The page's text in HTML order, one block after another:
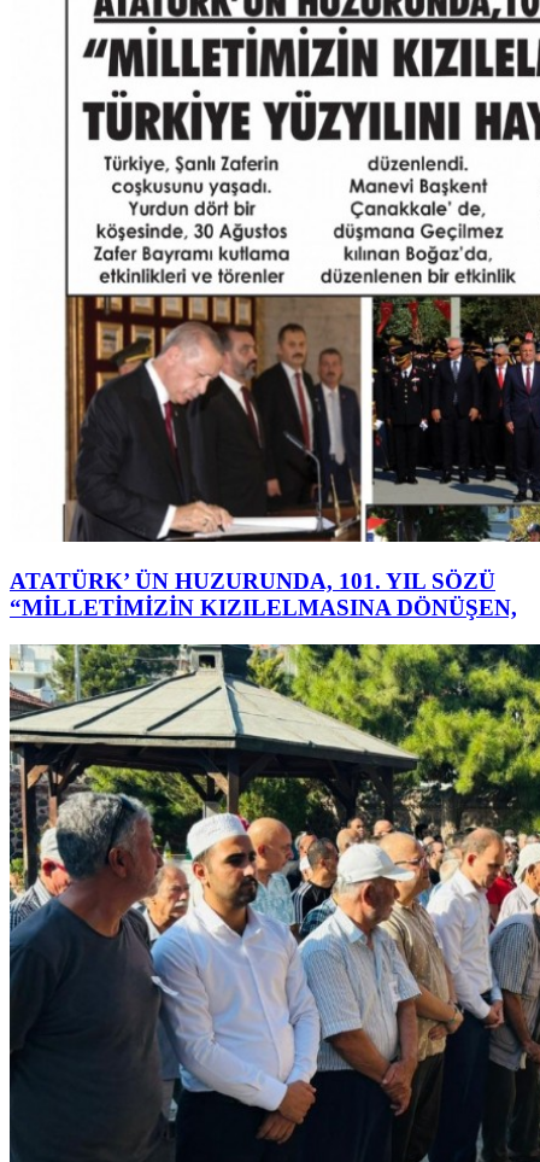
ATATÜRK’ ÜN HUZURUNDA, 101. YIL SÖZÜ
“MİLLETİMİZİN KIZILELMASINA DÖNÜŞEN,